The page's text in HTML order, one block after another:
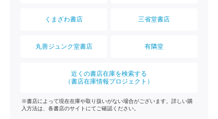
くまざわ書店 三省堂書店
丸善ジュンク堂書店 有隣堂
近くの書店在庫を検索する
（書店在庫情報プロジェクト）
※書店によって現在在庫や取り扱いがない場合がございます。詳しい購
入方法は、各書店のサイトにてご確認ください。